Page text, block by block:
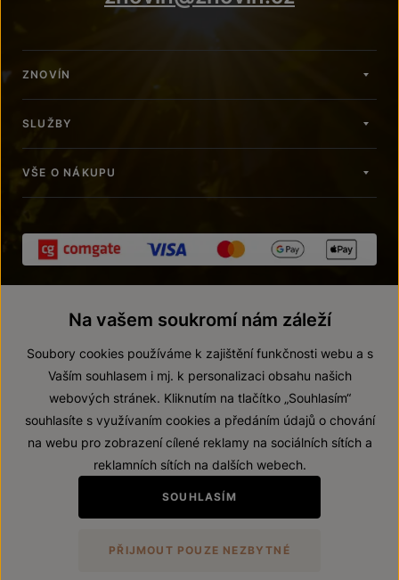
ZNOVÍN
SLUŽBY
VŠE O NÁKUPU
© 2026 ZNOVÍN ZNOJMO, a. s.
Prohlášení o přístupnosti
Zákaz prodeje alkoholických nápojů osobám mladším 18 let.
VytvořilwebProgress
Na vašem soukromí nám záleží
Soubory cookies používáme k zajištění funkčnosti webu a s
Vaším souhlasem i mj. k personalizaci obsahu našich
webových stránek. Kliknutím na tlačítko „Souhlasím“
souhlasíte s využívaním cookies a předáním údajů o chování
na webu pro zobrazení cílené reklamy na sociálních sítích a
reklamních sítích na dalších webech.
SOUHLASÍM
PŘIJMOUT POUZE NEZBYTNÉ